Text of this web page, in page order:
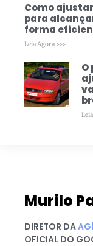
Como
para
forma
Leia Agora >>>
O
Murilo
DIRETOR DA
OFICIAL DO